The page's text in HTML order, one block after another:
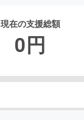
現在の支援総額
0円